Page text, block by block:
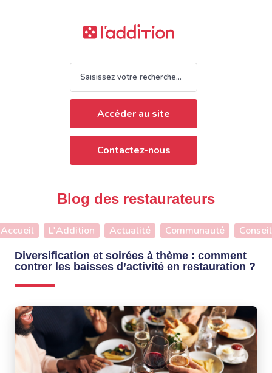
Accéder au site
Contactez-nous
Blog des restaurateurs
Accueil L'Addition Actualité Communauté Conseil
Diversification et soirées à thème : comment
contrer les baisses d’activité en restauration ?